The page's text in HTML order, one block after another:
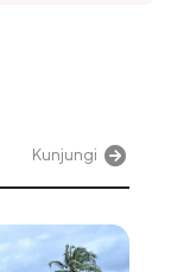
Kunjungi